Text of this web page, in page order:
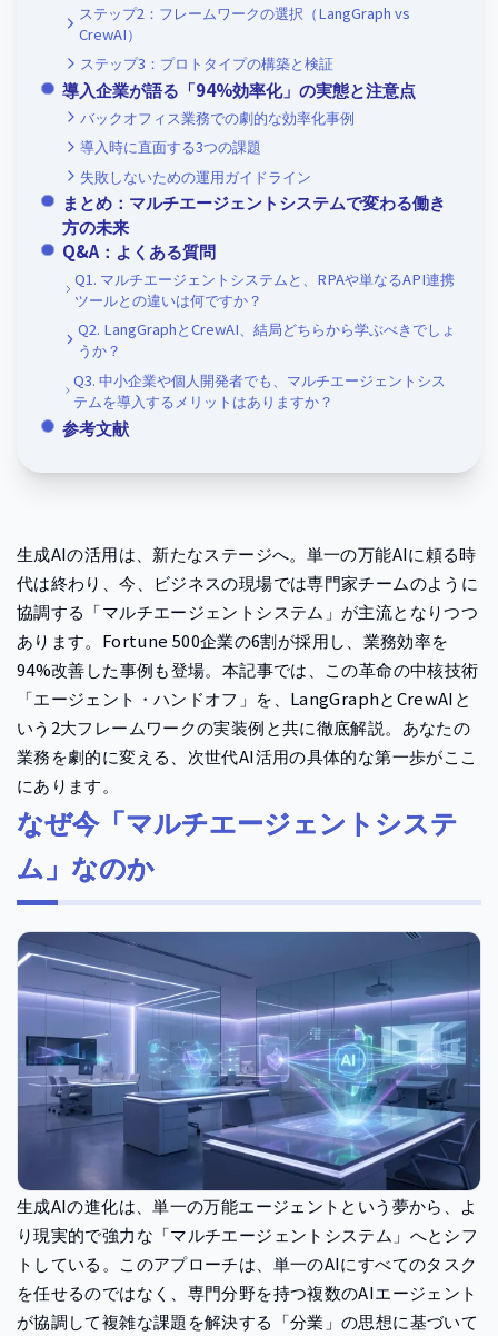
ステップ2：フレームワークの選択（LangGraph vs
CrewAI）
ステップ3：プロトタイプの構築と検証
導入企業が語る「94%効率化」の実態と注意点
バックオフィス業務での劇的な効率化事例
導入時に直面する3つの課題
失敗しないための運用ガイドライン
まとめ：マルチエージェントシステムで変わる働き
方の未来
Q&A：よくある質問
Q1. マルチエージェントシステムと、RPAや単なるAPI連携
ツールとの違いは何ですか？
Q2. LangGraphとCrewAI、結局どちらから学ぶべきでしょ
うか？
Q3. 中小企業や個人開発者でも、マルチエージェントシス
テムを導入するメリットはありますか？
参考文献
生成AIの活用は、新たなステージへ。単一の万能AIに頼る時
代は終わり、今、ビジネスの現場では専門家チームのように
協調する「マルチエージェントシステム」が主流となりつつ
あります。Fortune 500企業の6割が採用し、業務効率を
94%改善した事例も登場。本記事では、この革命の中核技術
「エージェント・ハンドオフ」を、LangGraphとCrewAIと
いう2大フレームワークの実装例と共に徹底解説。あなたの
業務を劇的に変える、次世代AI活用の具体的な第一歩がここ
にあります。
なぜ今「マルチエージェントシステ
ム」なのか
生成AIの進化は、単一の万能エージェントという夢から、よ
り現実的で強力な「マルチエージェントシステム」へとシフ
トしている。このアプローチは、単一のAIにすべてのタスク
を任せるのではなく、専門分野を持つ複数のAIエージェント
が協調して複雑な課題を解決する「分業」の思想に基づいて